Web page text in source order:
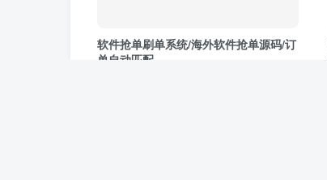
软件抢单刷单系统/海外软件抢单源码/订
单自动匹配